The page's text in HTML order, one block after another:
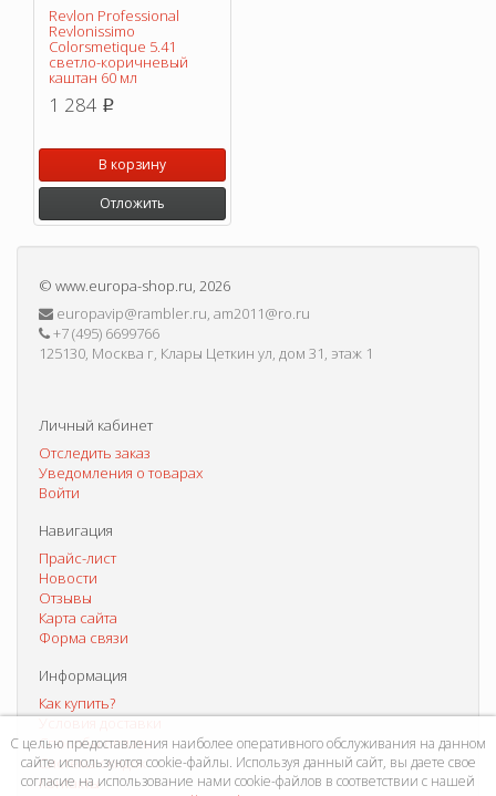
Revlon Professional
Revlonissimo
Colorsmetique 5.41
светло-коричневый
каштан 60 мл
1 284 p
В корзину
Отложить
© www.europa-shop.ru, 2026
europavip@rambler.ru, am2011@ro.ru
+7 (495) 6699766
125130, Москва г, Клары Цеткин ул, дом 31, этаж 1
Личный кабинет
Отследить заказ
Уведомления о товарах
Войти
Навигация
Прайс-лист
Новости
Отзывы
Карта сайта
Форма связи
Информация
Как купить?
Условия доставки
Способы оплаты
Система скидок
Контакты
С целью предоставления наиболее оперативного обслуживания на данном
сайте используются cookie-файлы. Используя данный сайт, вы даете свое
согласие на использование нами cookie-файлов в соответствии с нашей